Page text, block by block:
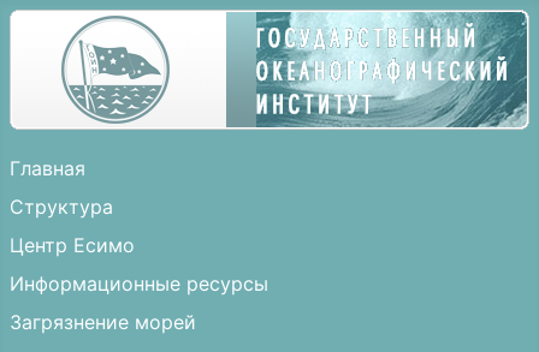
Главная
Структура
Центр Есимо
Информационные ресурсы
Загрязнение морей